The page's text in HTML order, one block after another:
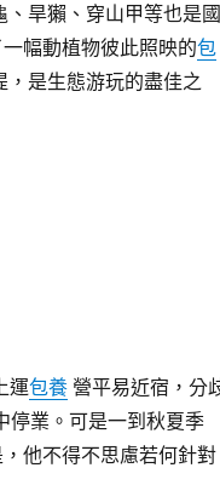
旱獺、穿山甲等也是國
幅動植物彼此照映的包
是生態游玩的盡佳之
運包養營平易近宿，分
業。可是一到秋夏季
他不得不思慮若何針對